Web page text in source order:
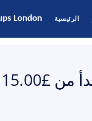
London الرئيسية
أسعار سيارات الأجرة من مايفير إلى جاتويك